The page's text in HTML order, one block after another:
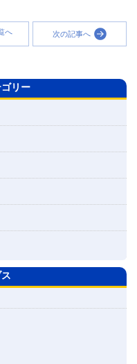
へ 次の記事へ
リー